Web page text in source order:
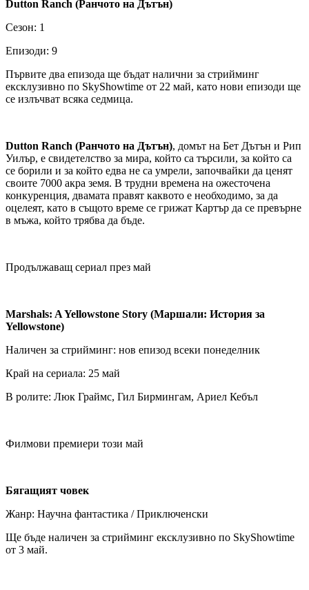
Dutton Ranch (Ранчото на Дътън)
Сезон: 1
Епизоди: 9
Първите два епизода ще бъдат налични за стрийминг
ексклузивно по SkyShowtime от 22 май, като нови епизоди ще
се излъчват всяка седмица.
Dutton Ranch (Ранчото на Дътън), домът на Бет Дътън и Рип
Уилър, е свидетелство за мира, който са търсили, за който са
се борили и за който едва не са умрели, започвайки да ценят
своите 7000 акра земя. В трудни времена на ожесточена
конкуренция, двамата правят каквото е необходимо, за да
оцелеят, като в същото време се грижат Картър да се превърне
в мъжа, който трябва да бъде.
Продължаващ сериал през май
Marshals: A Yellowstone Story (Маршали: История за
Yellowstone)
Наличен за стрийминг: нов епизод всеки понеделник
Край на сериала: 25 май
В ролите: Люк Граймс, Гил Бирмингам, Ариел Кебъл
Филмови премиери този май
Бягащият човек
Жанр: Научна фантастика / Приключенски
Ще бъде наличен за стрийминг ексклузивно по SkyShowtime
от 3 май.